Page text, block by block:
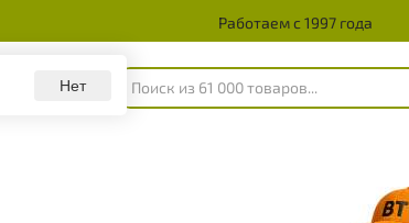
Работаем с 1997 года
Нет
Каталог